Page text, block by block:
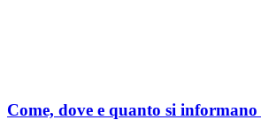
Come, dove e quanto si